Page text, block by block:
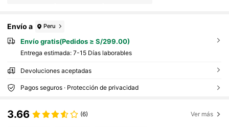
Envío a Peru
Envío gratis(Pedidos ≥ S/299.00)
Entrega estimada: 7-15 Días laborables
Devoluciones aceptadas
Pagos seguros · Protección de privacidad
3.66 (6) Ver más